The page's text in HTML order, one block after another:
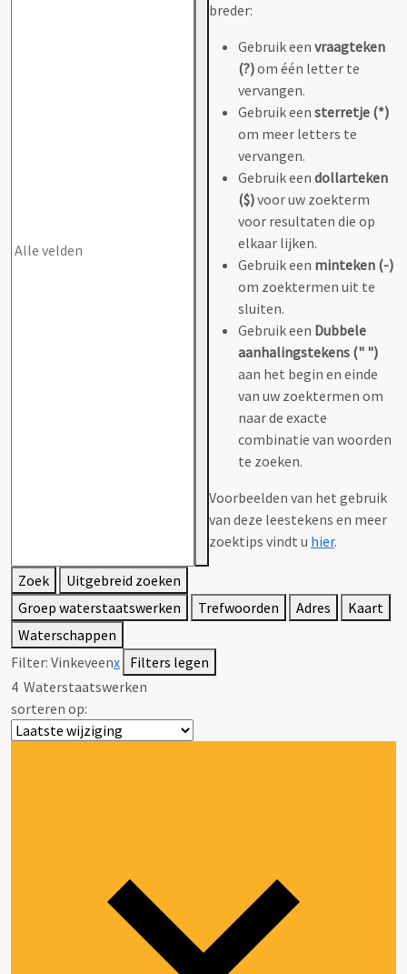
breder:
Gebruik een vraagteken
(?)om één letter te
vervangen.
Gebruik een sterretje (*)
om meer letters te
vervangen.
Gebruik een dollarteken
($)voor uw zoekterm
voor resultaten die op
elkaar lijken.
Gebruik een minteken (-)
om zoektermen uit te
sluiten.
Gebruik een Dubbele
aanhalingstekens (" ")
aan het begin en einde
van uw zoektermen om
naar de exacte
combinatie van woorden
te zoeken.
Voorbeelden van het gebruik
van deze leestekens en meer
zoektips vindt u hier.
Zoek
Uitgebreid zoeken
Groep waterstaatswerken
Trefwoorden Adres
Kaart
Waterschappen
Filter: Vinkeveenx Filters legen
4 Waterstaatswerken
sorteren op: